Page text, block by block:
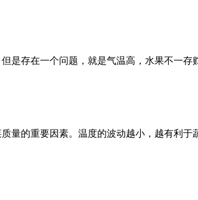
是存在一个问题，就是气温高，水果不一存
量的重要因素。温度的波动越小，越有利于